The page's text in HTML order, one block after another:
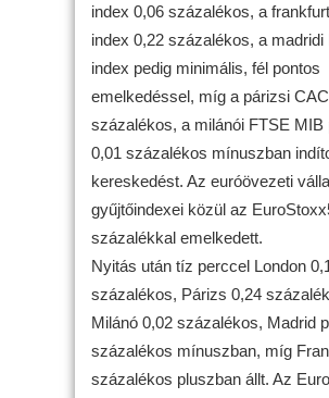
index 0,06 százalékos, a
index 0,22 százalékos, a madridi
index pedig minimális, fél pontos
emelkedéssel, míg a párizsi
százalékos, a milánói FTSE MIB
0,01 százalékos mínuszban
kereskedést. Az euróövezeti
gyűjtőindexei közül az
százalékkal emelkedett.
Nyitás után tíz perccel London
százalékos, Párizs 0,24
Milánó 0,02 százalékos, Madrid
százalékos mínuszban, míg
százalékos pluszban állt. Az